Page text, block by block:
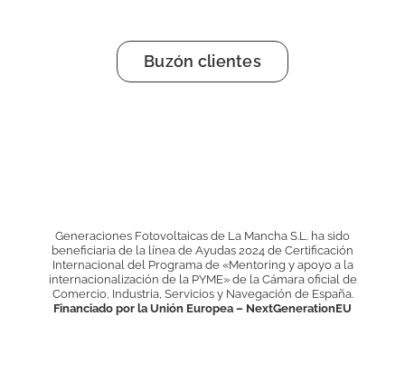
Buzón clientes
Generaciones Fotovoltaicas de La Mancha S.L. ha sido
beneficiaria de la línea de Ayudas 2024 de Certificación
Internacional del Programa de «Mentoring y apoyo a la
internacionalización de la PYME» de la Cámara oficial de
Comercio, Industria, Servicios y Navegación de España.
Financiado por la Unión Europea – NextGenerationEU